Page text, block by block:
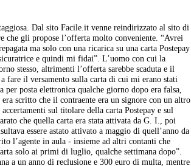
Dal sito Facile.it venne reindirizzato al sito di
che gli propose l’offerta molto conveniente. “Avrei
ma solo con una ricarica su una carta Postepay
e quindi mi fidai”. L’uomo con cui la
stesso, altrimenti l’offerta sarebbe scaduta e il
fare il versamento sulla carta di cui mi erano stati
posta elettronica qualche giorno dopo era falsa,
scritto che il contraente era un signore con un altro
sul titolare della carta Postepay e sul
che quella carta era stata attivata da G. I., poi
essere astato attivato a maggio di quell’anno da
l’agente in aula - insieme ad altri contanti che
solo ai primi di luglio, qualche settimana dopo”.
a un anno di reclusione e 300 euro di multa, mentre